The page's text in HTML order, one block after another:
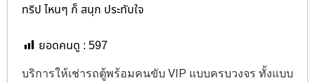
ทริป ไหนๆ ก็ สนุก ประทับใจ
ยอดคนดู : 597
บริการให้เช่ารถตู้พร้อมคนขับ VIP แบบครบวงจร ทั้งแบบ